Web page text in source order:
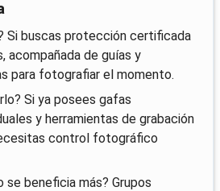
Si buscas protección certificada
acompañada de guías y
para fotografiar el momento.
Si ya posees gafas
y herramientas de grabación
control fotográfico
se beneficia más? Grupos